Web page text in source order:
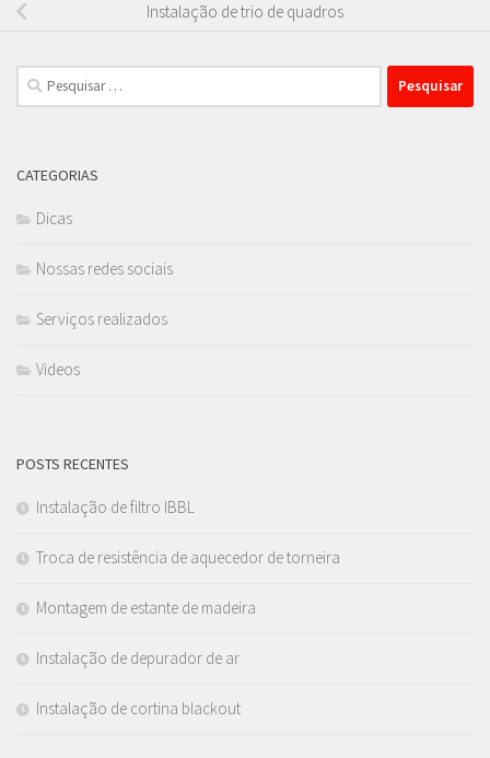
Instalação de trio de quadros
Pesquisar
por:
CATEGORIAS
Dicas
Nossas redes sociais
Serviços realizados
Videos
POSTS RECENTES
Instalação de filtro IBBL
Troca de resistência de aquecedor de torneira
Montagem de estante de madeira
Instalação de depurador de ar
Instalação de cortina blackout